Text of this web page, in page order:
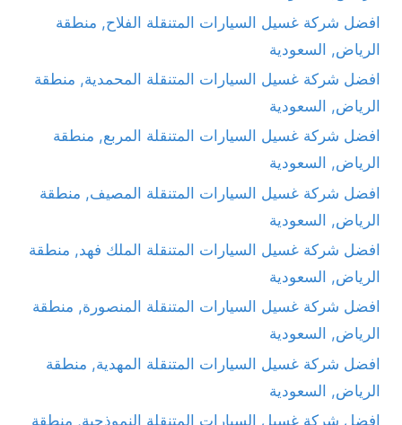
افضل شركة غسيل السيارات المتنقلة الفلاح, منطقة
الرياض, السعودية
افضل شركة غسيل السيارات المتنقلة المحمدية, منطقة
الرياض, السعودية
افضل شركة غسيل السيارات المتنقلة المربع, منطقة
الرياض, السعودية
افضل شركة غسيل السيارات المتنقلة المصيف, منطقة
الرياض, السعودية
افضل شركة غسيل السيارات المتنقلة الملك فهد, منطقة
الرياض, السعودية
افضل شركة غسيل السيارات المتنقلة المنصورة, منطقة
الرياض, السعودية
افضل شركة غسيل السيارات المتنقلة المهدية, منطقة
الرياض, السعودية
افضل شركة غسيل السيارات المتنقلة النموذجية, منطقة